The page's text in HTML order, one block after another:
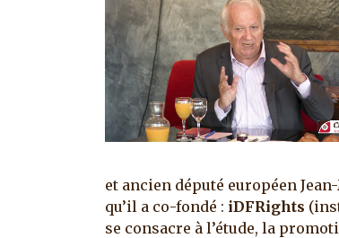
et ancien député européen
qu’il a co-fondé : iDFRights
se consacre à l’étude, la